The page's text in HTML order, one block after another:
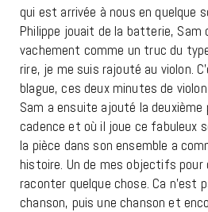
qui est arrivée à nous en quelque
Philippe jouait de la batterie, Sam
vachement comme un truc du
rire, je me suis rajouté au violon.
blague, ces deux minutes de
Sam a ensuite ajouté la
cadence et où il joue ce fabuleux
la pièce dans son ensemble a
histoire. Un de mes objectifs
raconter quelque chose. Ca n’est
chanson, puis une chanson et